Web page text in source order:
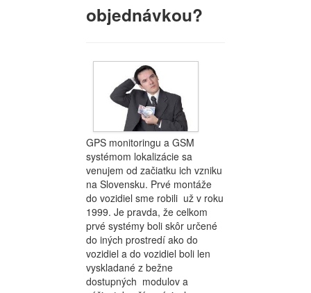
objednávkou?
GPS monitoringu a GSM
systémom lokalizácie sa
venujem od začiatku ich vzniku
na Slovensku. Prvé montáže
do vozidiel sme robili už v roku
1999. Je pravda, že celkom
prvé systémy boli skôr určené
do iných prostredí ako do
vozidiel a do vozidiel boli len
vyskladané z bežne
dostupných modulov a